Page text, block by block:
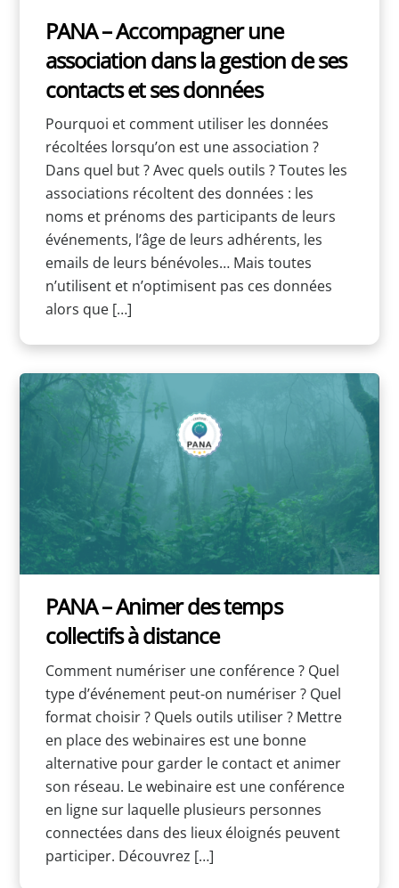
PANA – Accompagner une
association dans la gestion de ses
contacts et ses données
Pourquoi et comment utiliser les données
récoltées lorsqu’on est une association ?
Dans quel but ? Avec quels outils ? Toutes les
associations récoltent des données : les
noms et prénoms des participants de leurs
événements, l’âge de leurs adhérents, les
emails de leurs bénévoles… Mais toutes
n’utilisent et n’optimisent pas ces données
alors que […]
PANA – Animer des temps
collectifs à distance
Comment numériser une conférence ? Quel
type d’événement peut-on numériser ? Quel
format choisir ? Quels outils utiliser ? Mettre
en place des webinaires est une bonne
alternative pour garder le contact et animer
son réseau. Le webinaire est une conférence
en ligne sur laquelle plusieurs personnes
connectées dans des lieux éloignés peuvent
participer. Découvrez […]